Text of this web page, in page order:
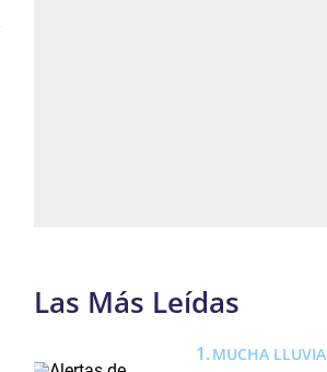
Las Más Leídas
MUCHA LLUVIA